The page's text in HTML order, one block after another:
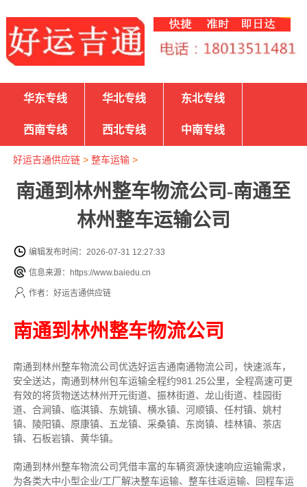
华东专线 华北专线 东北专线
西南专线 西北专线 中南专线
好运吉通供应链> 整车运输>
南通到林州整车物流公司-南通至
林州整车运输公司
编辑发布时间：2026-07-31 12:27:33
信息来源：https://www.baiedu.cn
作者：好运吉通供应链
南通到林州整车物流公司
南通到林州整车物流公司优选好运吉通南通物流公司，快速派车，
安全送达，南通到林州包车运输全程约981.25公里，全程高速可更
有效的将货物送达林州开元街道、振林街道、龙山街道、桂园街
道、合涧镇、临淇镇、东姚镇、横水镇、河顺镇、任村镇、姚村
镇、陵阳镇、原康镇、五龙镇、采桑镇、东岗镇、桂林镇、茶店
镇、石板岩镇、黄华镇。
南通到林州整车物流公司凭借丰富的车辆资源快速响应运输需求，
为各类大中小型企业/工厂解决整车运输、整车往返运输、回程车运